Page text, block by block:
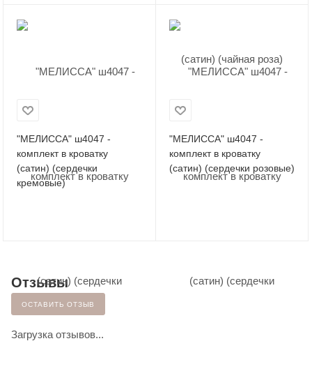
"МЕЛИССА" ш4047 -
комплект в кроватку
(сатин) (сердечки
кремовые)
"МЕЛИССА" ш4047 -
комплект в кроватку
(сатин) (сердечки розовые)
Отзывы
ОСТАВИТЬ ОТЗЫВ
Загрузка отзывов...